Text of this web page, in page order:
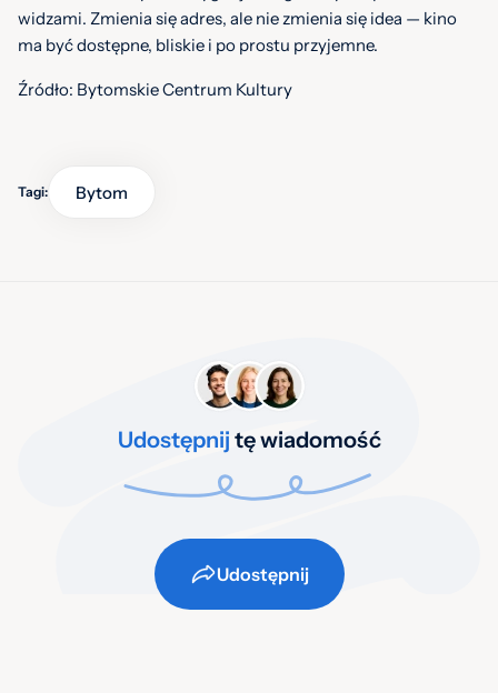
widzami. Zmienia się adres, ale nie zmienia się idea — kino
ma być dostępne, bliskie i po prostu przyjemne.
Źródło: Bytomskie Centrum Kultury
Tagi: Bytom
Udostępnij tę wiadomość
Udostępnij